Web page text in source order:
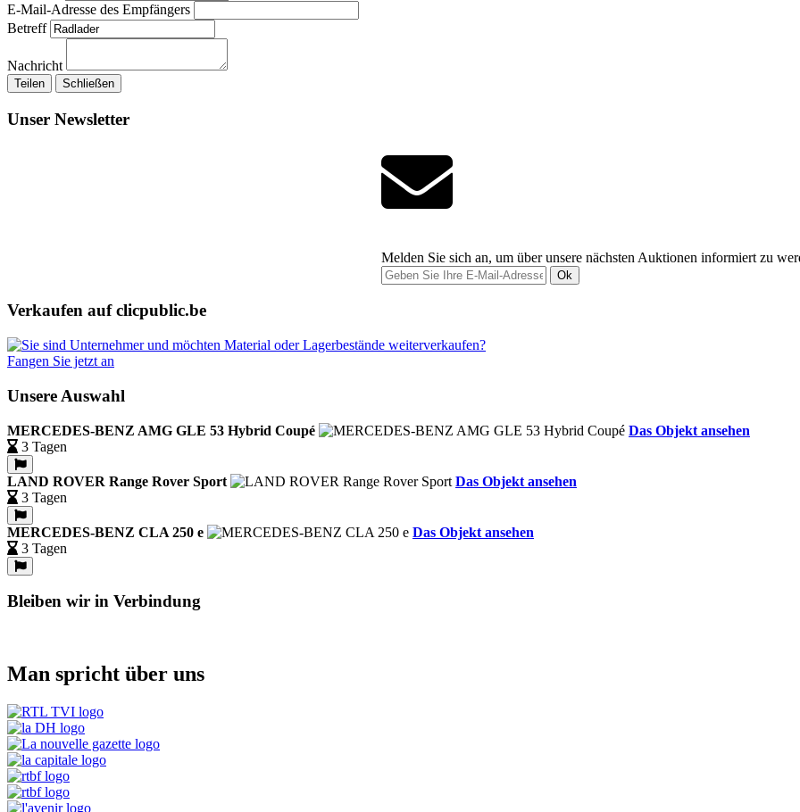
E-Mail-Adresse des Empfängers
Betreff
Nachricht
Teilen Schließen
Unser Newsletter
Melden Sie sich an, um über unsere nächsten Auktionen informiert zu
Ok
Verkaufen auf clicpublic.be
Fangen Sie jetzt an
Unsere Auswahl
MERCEDES-BENZ AMG GLE 53 Hybrid Coupé
Das Objekt ansehen
3 Tagen
LAND ROVER Range Rover Sport
Das Objekt ansehen
3 Tagen
MERCEDES-BENZ CLA 250 e
Das Objekt ansehen
3 Tagen
Bleiben wir in Verbindung
Man spricht über uns